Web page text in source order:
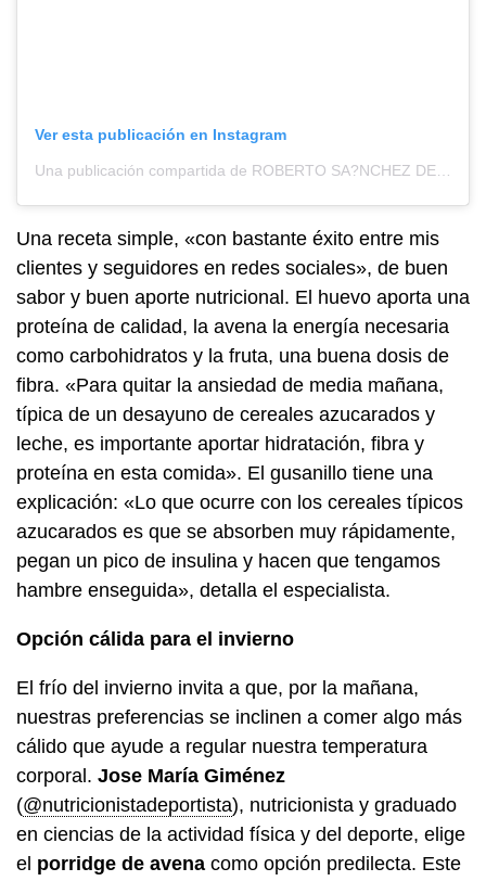
Ver esta publicación en Instagram
Una receta simple, «con bastante éxito entre mis
clientes y seguidores en redes sociales», de buen
sabor y buen aporte nutricional. El huevo aporta una
proteína de calidad, la avena la energía necesaria
como carbohidratos y la fruta, una buena dosis de
fibra. «Para quitar la ansiedad de media mañana,
típica de un desayuno de cereales azucarados y
leche, es importante aportar hidratación, fibra y
proteína en esta comida». El gusanillo tiene una
explicación: «Lo que ocurre con los cereales típicos
azucarados es que se absorben muy rápidamente,
pegan un pico de insulina y hacen que tengamos
hambre enseguida», detalla el especialista.
Opción cálida para el invierno
El frío del invierno invita a que, por la mañana,
nuestras preferencias se inclinen a comer algo más
cálido que ayude a regular nuestra temperatura
corporal. Jose María Giménez
(@nutricionistadeportista), nutricionista y graduado
en ciencias de la actividad física y del deporte, elige
el porridge de avena como opción predilecta. Este